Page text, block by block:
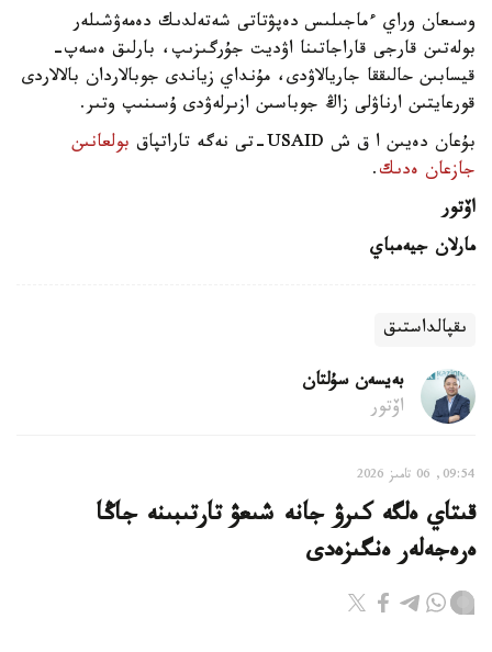
وسىعان وراي ءماجىلىس دەپۋتاتى شەتەلدىك دەمەۋشىلەر
بولەتىن قارجى قاراجاتىنا اۋديت جۇرگىزىپ، بارلىق ەسەپ-
قيسابىن حالىققا جاريالاۋدى، مۇنداي زياندى جوبالاردان بالالاردى
قورعايتىن ارناۋلى زاڭ جوباسىن ازىرلەۋدى ۇسىنىپ وتىر.
بۇعان دەيىن ا ق ش USAID-تى نەگە تاراتپاق
بولعانىن
جازعان ەدىك.
اۆتور
مارلان جيەمباي
ىقپالداستىق
بەيسەن سۇلتان
اۆتور
09:54, 06 تامىز 2026
قىتاي ەلگە كىرۋ جانە شىعۋ تارتىبىنە جاڭا
ەرەجەلەر ەنگىزەدى